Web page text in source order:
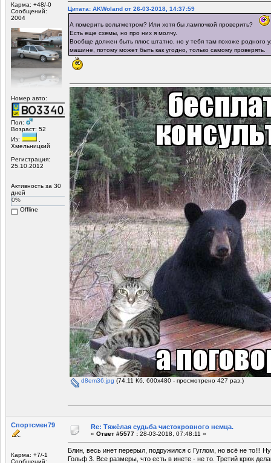
Карма: +48/-0
Сообщений:
2004
Номер авто:
Пол:
Возраст: 52
Из:
,
Хмельницкий
Регистрация:
25.10.2012
Активность за 30
дней
0%
Offline
Цитата: AKWoland от 26-03-2018, 14:37:59
А померить вольтметром? Или хотя бы лампочкой проверить?
Есть еще схемы, но про них я молчу.
Вообще должен быть плюс штатно, но у тебя там похоже родного
машине, потому может быть как угодно, только самому проверять.
d8em36.jpg (74.11 Кб, 600x480 - просмотрено 427 раз.)
Спортсмен79
Карма: +7/-1
Сообщений:
Re: Тяжёлая судьба чистокровного немца.
« Ответ #5577 : 28-03-2018, 07:48:11 »
Блин, весь инет перерыл, подружился с Гуглом, но всё не то!!!
Гольф 3. Все размеры, что есть в инете - не то. Третий крюк